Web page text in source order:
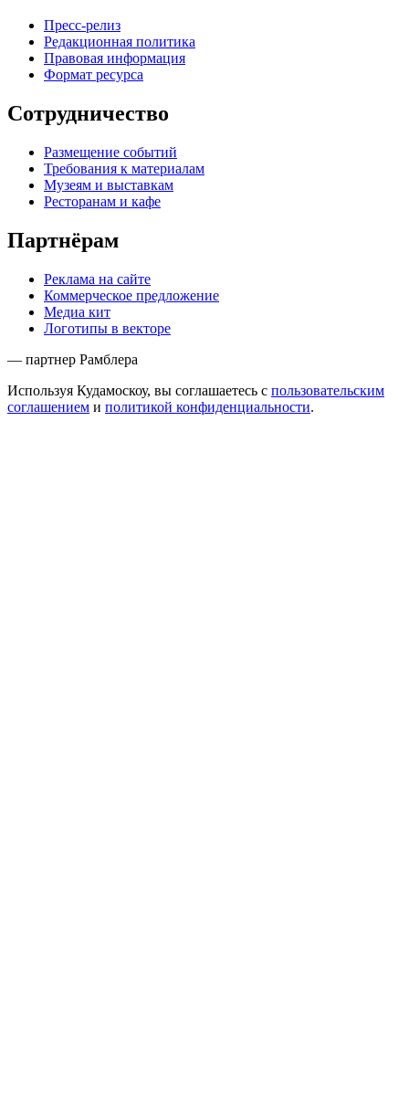
Пресс-релиз
Редакционная политика
Правовая информация
Формат ресурса
Сотрудничество
Размещение событий
Требования к материалам
Музеям и выставкам
Ресторанам и кафе
Партнёрам
Реклама на сайте
Коммерческое предложение
Медиа кит
Логотипы в векторе
— партнер Рамблера
Используя Кудамоскоу, вы соглашаетесь с пользовательским
соглашением и политикой конфиденциальности.